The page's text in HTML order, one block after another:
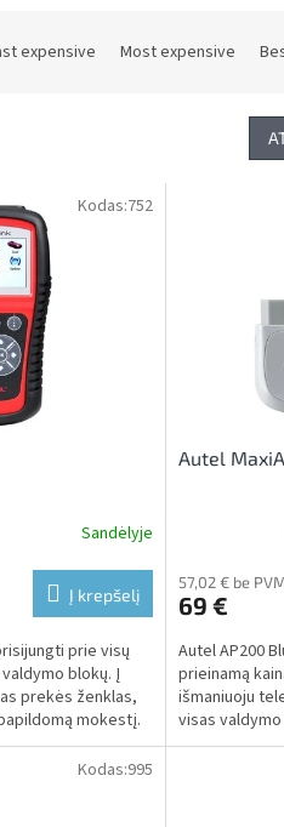
expensive Most expensive
Sandėlyje
Į krepšelį
prie visų
blokų. Į
prekės ženklas,
mokestį.
Kodas:752
Autel
57,02 € be
69 €
Autel AP200
prieinamą
išmaniuoju
visas
išplėstinio
Kodas:995